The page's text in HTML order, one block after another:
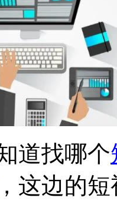
道找哪个
，这边的